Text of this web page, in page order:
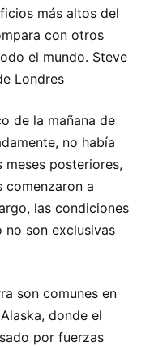
más altos del
con otros
el mundo. Steve
Londres
de la mañana de
no había
meses posteriores,
comenzaron a
las condiciones
no son exclusivas
son comunes en
donde el
por fuerzas